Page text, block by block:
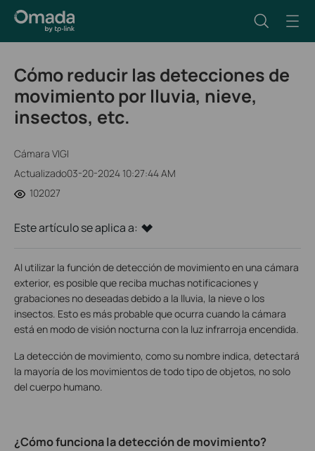
Cómo reducir las detecciones de
movimiento por lluvia, nieve,
insectos, etc.
Cámara VIGI
Actualizado03-20-2024 10:27:44 AM
102027
Este artículo se aplica a:
Al utilizar la función de detección de movimiento en una cámara
exterior, es posible que reciba muchas notificaciones y
grabaciones no deseadas debido a la lluvia, la nieve o los
insectos. Esto es más probable que ocurra cuando la cámara
está en modo de visión nocturna con la luz infrarroja encendida.
La detección de movimiento, como su nombre indica, detectará
la mayoría de los movimientos de todo tipo de objetos, no solo
del cuerpo humano.
¿Cómo funciona la detección de movimiento?